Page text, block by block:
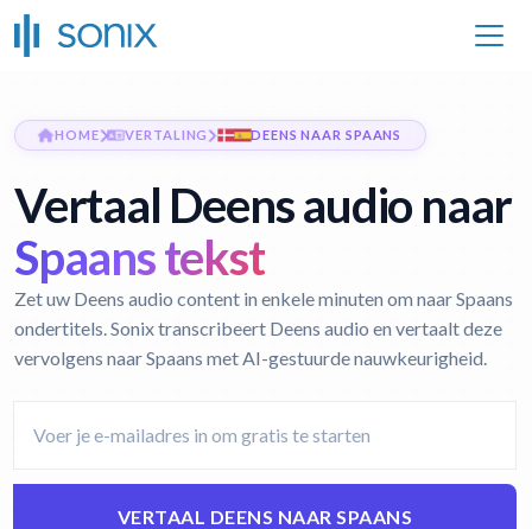
HOME VERTALING DEENS NAAR SPAANS
Vertaal Deens audio naar
Spaans tekst
Zet uw Deens audio content in enkele minuten om naar Spaans
ondertitels. Sonix transcribeert Deens audio en vertaalt deze
vervolgens naar Spaans met AI-gestuurde nauwkeurigheid.
VERTAAL DEENS NAAR SPAANS